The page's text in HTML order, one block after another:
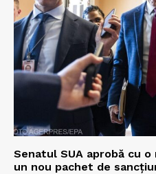
Senatul SUA aprobă cu
un nou pachet de